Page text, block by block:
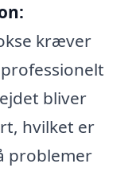
kræver
bliver
hvilket er
problemer